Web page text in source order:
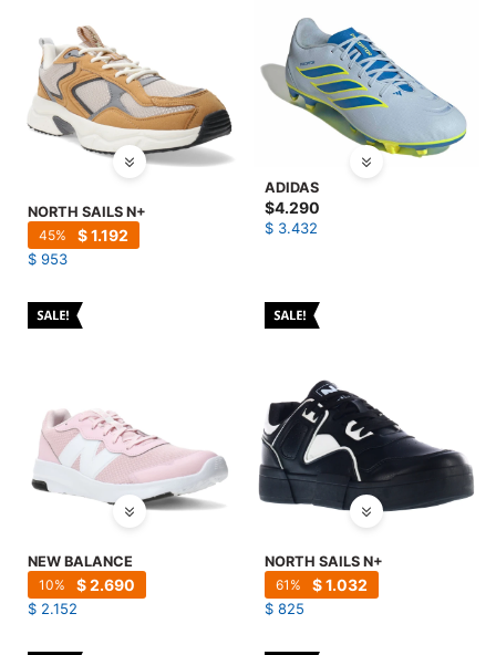
NORTH SAILS N+
$1.192
45
$ 953
ADIDAS
$4.290
$ 3.432
NEW BALANCE
$2.690
10
$ 2.152
NORTH SAILS N+
$1.032
61
$ 825